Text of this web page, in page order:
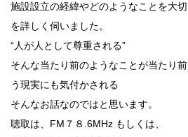
施設設立の経緯やどのようなことを大
を詳しく伺いました。
“人が人として尊重される”
そんな当たり前のようなことが当たり
う現実にも気付かされる
そんなお話なのではと思います。
聴取は、FM７８.6MHz もしくは、